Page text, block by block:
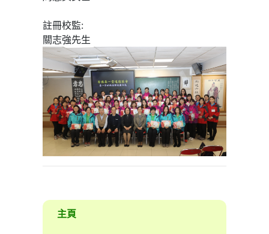
主頁
註冊校監:
關志強先生